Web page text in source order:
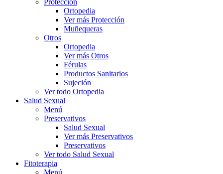
Protección
Ortopedia
Ver más Protección
Muñequeras
Otros
Ortopedia
Ver más Otros
Férulas
Productos Sanitarios
Sujeción
Ver todo Ortopedia
Salud Sexual
Menú
Preservativos
Salud Sexual
Ver más Preservativos
Preservativos
Ver todo Salud Sexual
Fitoterapia
Menú